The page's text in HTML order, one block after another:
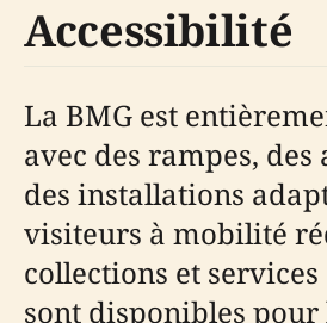
Accessibilité
La BMG est
avec des rampes, des
des installations
visiteurs à mobilité
collections et
sont disponibles pour